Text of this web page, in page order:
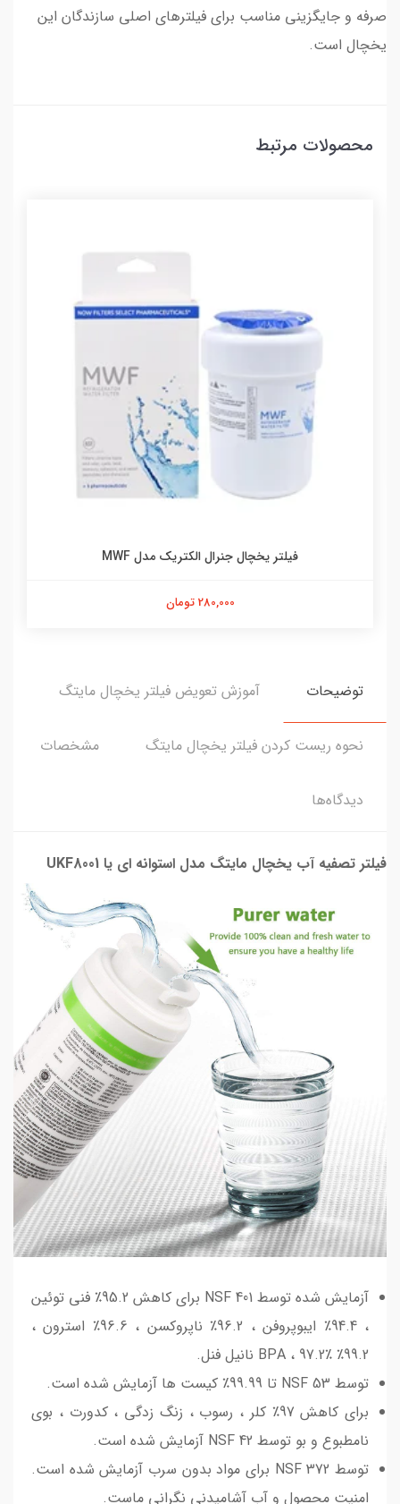
صرفه و جایگزینی مناسب برای فیلترهای اصلی سازندگان این
یخچال است.
محصولات مرتبط
فیلتر یخچال جنرال الکتریک مدل MWF
280,000 تومان
توضیحات آموزش تعویض فیلتر یخچال مایتگ
نحوه ریست کردن فیلتر یخچال مایتگ مشخصات
دیدگاه‌ها
فیلتر تصفیه آب یخچال مایتگ مدل استوانه ای یا UKF8001
آزمایش شده توسط NSF 401 برای کاهش 95.2٪ فنی توئین
، 94.4٪ ایبوپروفن ، 96.2٪ ناپروکسن ، 96.6٪ استرون ،
99.2٪ BPA ، 97.2٪ نانیل فنل.
توسط NSF 53 تا 99.99٪ کیست ها آزمایش شده است.
برای کاهش 97٪ کلر ، رسوب ، زنگ زدگی ، کدورت ، بوی
نامطبوع و بو توسط NSF 42 آزمایش شده است.
توسط NSF 372 برای مواد بدون سرب آزمایش شده است.
امنیت محصول و آب آشامیدنی نگرانی ماست.